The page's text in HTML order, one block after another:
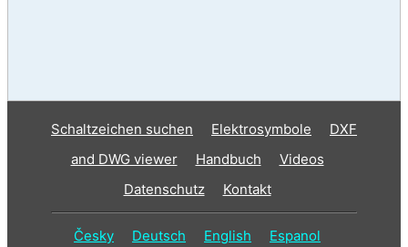
Schaltzeichen suchen Elektrosymbole
DXF
and DWG viewer
Handbuch
Videos
Datenschutz
Kontakt
Česky Deutsch English Espanol